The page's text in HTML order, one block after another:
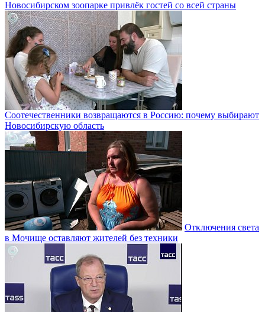
Новосибирском зоопарке привлёк гостей со всей страны
Соотечественники возвращаются в Россию: почему выбирают
Новосибирскую область
Отключения света
в Мочище оставляют жителей без техники